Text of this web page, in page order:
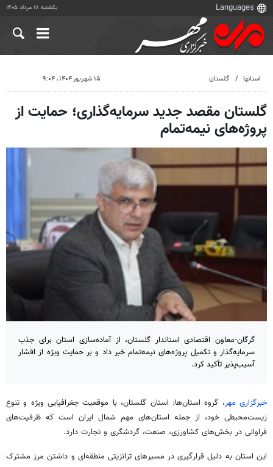
یکشنبه ۱۸ مرداد ۱۴۰۵
استانها گلستان ۱۵ شهریور ۱۴۰۴، ۹:۰۴
گلستان مقصد جدید سرمایه‌گذاری؛ حمایت از
پروژه‌های نیمه‌تمام
گرگان-معاون اقتصادی استاندار گلستان، از آماده‌سازی استان برای جذب
سرمایه‌گذار و تکمیل پروژه‌های نیمه‌تمام خبر داد و بر حمایت ویژه از اقشار
آسیب‌پذیر تأکید کرد.
خبرگزاری مهر، گروه استان‌ها: استان گلستان، با موقعیت جغرافیایی ویژه و تنوع
زیست‌محیطی خود، از جمله استان‌های مهم شمال ایران است که ظرفیت‌های
فراوانی در بخش‌های کشاورزی، صنعت، گردشگری و تجارت دارد.
این استان به دلیل قرارگیری در مسیرهای ترانزیتی منطقه‌ای و داشتن مرز مشترک